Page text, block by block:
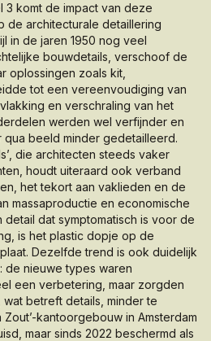
3 komt de impact van deze
de architecturale detaillering
in de jaren 1950 nog veel
bouwdetails, verschoof de
oplossingen zoals kit,
tot een vereenvoudiging van
en verschraling van het
werden wel verfijnder en
beeld minder gedetailleerd.
die architecten steeds vaker
houdt uiteraard ook verband
het tekort aan vaklieden en de
massaproductie en economische
detail dat symptomatisch is voor de
is het plastic dopje op de
Dezelfde trend is ook duidelijk
de nieuwe types waren
een verbetering, maar zorgden
betreft details, minder te
Zout’-kantoorgebouw in Amsterdam
maar sinds 2022 beschermd als